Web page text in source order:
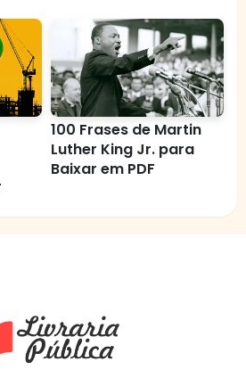
100 Frases de Martin
Luther King Jr. para
Baixar em PDF